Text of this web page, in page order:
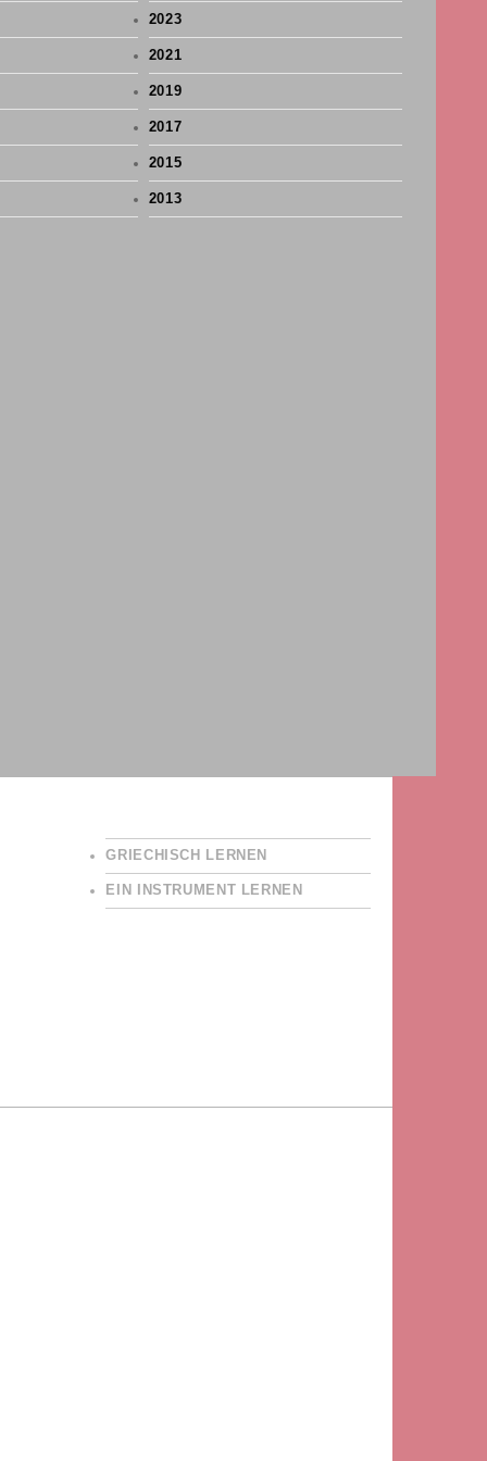
2023
2021
2019
2017
2015
2013
GRIECHISCH LERNEN
EIN INSTRUMENT LERNEN